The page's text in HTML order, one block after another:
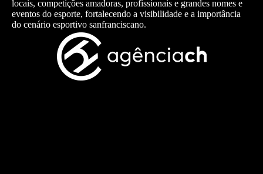
locais, competições amadoras, profissionais e grandes nomes e
eventos do esporte, fortalecendo a visibilidade e a importância
do cenário esportivo sanfranciscano.